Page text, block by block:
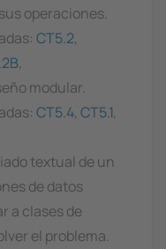
operaciones.
CT5.2,
,
modular.
CT5.4, CT5.1,
textual de un
de datos
a clases de
el problema.